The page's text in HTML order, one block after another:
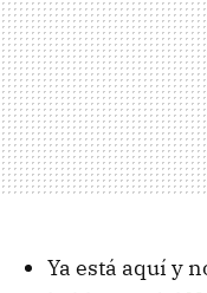
Ya está aquí y